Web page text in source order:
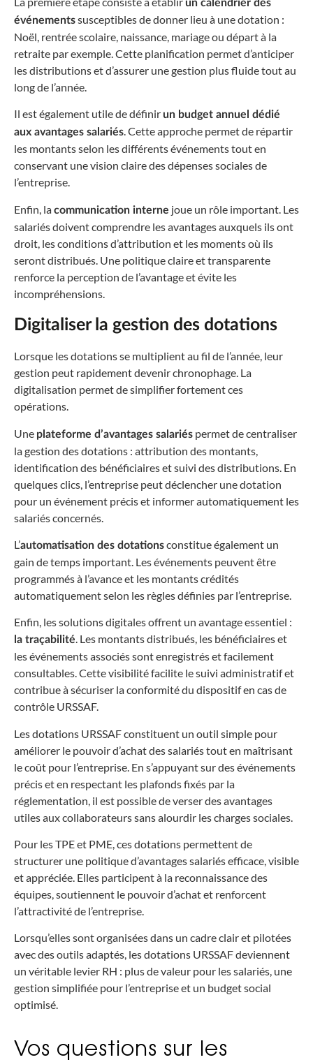
un calendrier des
événementssusceptibles de donner lieu à une dotation :
Noël, rentrée scolaire, naissance, mariage ou départ à la
retraite par exemple. Cette planification permet d’anticiper
les distributions et d’assurer une gestion plus fluide tout au
long de l’année.
Il est également utile de définir un budget annuel dédié
aux avantages salariés. Cette approche permet de répartir
les montants selon les différents événements tout en
conservant une vision claire des dépenses sociales de
l’entreprise.
Enfin, lacommunication interne joue un rôle important. Les
salariés doivent comprendre les avantages auxquels ils ont
droit, les conditions d’attribution et les moments où ils
seront distribués. Une politique claire et transparente
renforce la perception de l’avantage et évite les
incompréhensions.
Digitaliser la gestion des dotations
Lorsque les dotations se multiplient au fil de l’année, leur
gestion peut rapidement devenir chronophage. La
digitalisation permet de simplifier fortement ces
opérations.
Une plateforme d’avantages salariés permet de centraliser
la gestion des dotations : attribution des montants,
identification des bénéficiaires et suivi des distributions. En
quelques clics, l’entreprise peut déclencher une dotation
pour un événement précis et informer automatiquement les
salariés concernés.
L’automatisation des dotationsconstitue également un
gain de temps important. Les événements peuvent être
programmés à l’avance et les montants crédités
automatiquement selon les règles définies par l’entreprise.
Enfin, les solutions digitales offrent un avantage essentiel :
la traçabilité. Les montants distribués, les bénéficiaires et
les événements associés sont enregistrés et facilement
consultables. Cette visibilité facilite le suivi administratif et
contribue à sécuriser la conformité du dispositif en cas de
contrôle URSSAF.
Les dotations URSSAF constituent un outil simple pour
améliorer le pouvoir d’achat des salariés tout en maîtrisant
le coût pour l’entreprise. En s’appuyant sur des événements
précis et en respectant les plafonds fixés par la
réglementation, il est possible de verser des avantages
utiles aux collaborateurs sans alourdir les charges sociales.
Pour les TPE et PME, ces dotations permettent de
structurer une politique d’avantages salariés efficace, visible
et appréciée. Elles participent à la reconnaissance des
équipes, soutiennent le pouvoir d’achat et renforcent
l’attractivité de l’entreprise.
Lorsqu’elles sont organisées dans un cadre clair et pilotées
avec des outils adaptés, les dotations URSSAF deviennent
un véritable levier RH : plus de valeur pour les salariés, une
gestion simplifiée pour l’entreprise et un budget social
optimisé.
Vos questions sur les